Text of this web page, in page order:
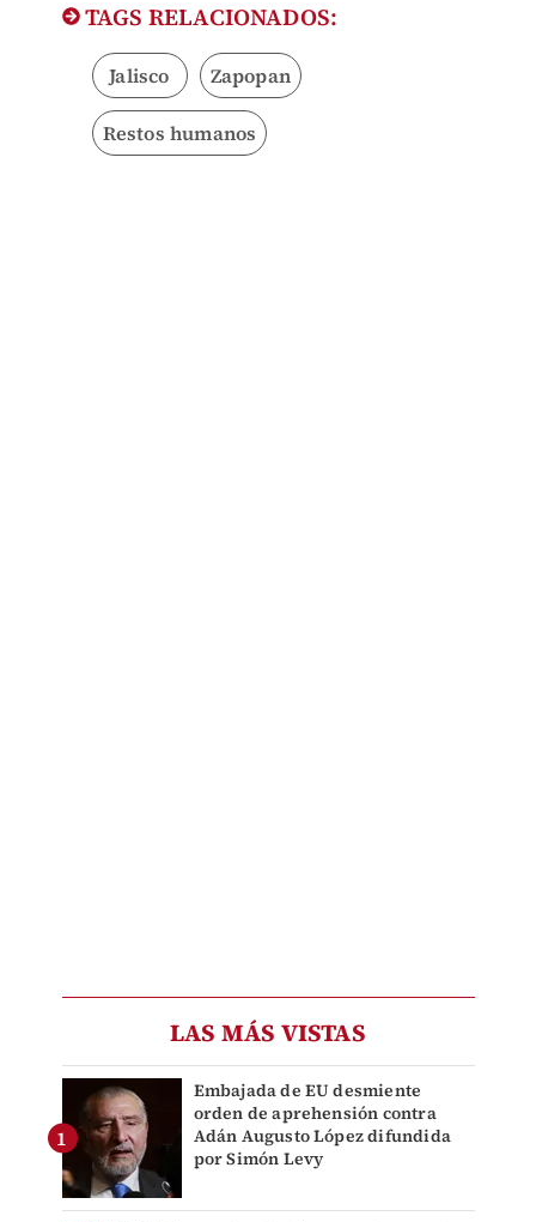
TAGS RELACIONADOS:
Jalisco Zapopan
Restos humanos
LAS MÁS VISTAS
Embajada de EU desmiente
orden de aprehensión contra
Adán Augusto López difundida
por Simón Levy